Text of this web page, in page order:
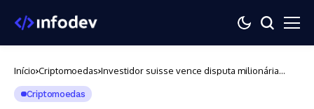
Início Criptomoedas Investidor suisse vence disputa milionária
Criptomoedas